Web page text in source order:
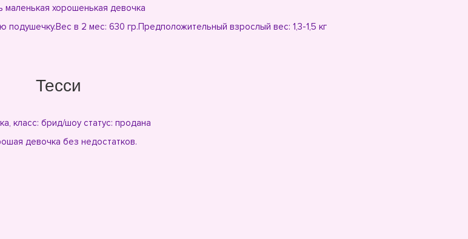
маленькая хорошенькая девочка
подушечку.Вес в 2 мес: 630 гр.Предположительный взрослый вес: 1,3-1,5 кг
Тесси
класс: брид/шоу статус: продана
девочка без недостатков.